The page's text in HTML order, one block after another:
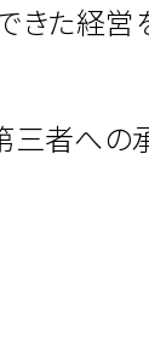
た経営
者への